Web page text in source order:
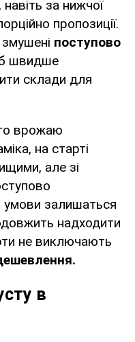
за нижчої
пропозиції.
поступово
швидше
склади для
врожаю
на старті
але зі
залишаться
надходити
не виключають
в